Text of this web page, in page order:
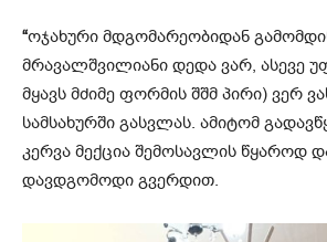
“ოჯახური მდგომარეობიდან
მრავალშვილიანი დედა ვარ, ასევე
მყავს მძიმე ფორმის შშმ პირი) ვერ
სამსახურში გასვლას. ამიტომ
კერვა მექცია შემოსავლის წყაროდ
დავდგომოდი გვერდით.